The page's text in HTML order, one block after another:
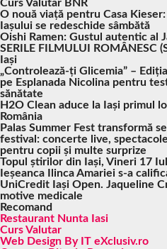
Curs Valutar BNR
O nouă viață pentru Casa
Iașului se redeschide sâmbătă
Oishi Ramen: Gustul autentic al
SERILE FILMULUI ROMÂNESC
Iași
„Controlează-ți Glicemia” –
pe Esplanada Nicolina pentru
sănătate
H2O Clean aduce la Iași primul
România
Palas Summer Fest transformă
festival: concerte live,
pentru copii și multe surprize
Topul știrilor din Iași, Vineri 17
Ieșeanca Ilinca Amariei s-a
UniCredit Iași Open. Jaqueline
motive medicale
Recomand
Restaurant Nunta Iasi
Curs Valutar
Web Design By IT eXclusiv.ro